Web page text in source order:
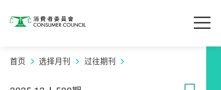
消费者委员会 目
首页 选择月刊 过往期刊